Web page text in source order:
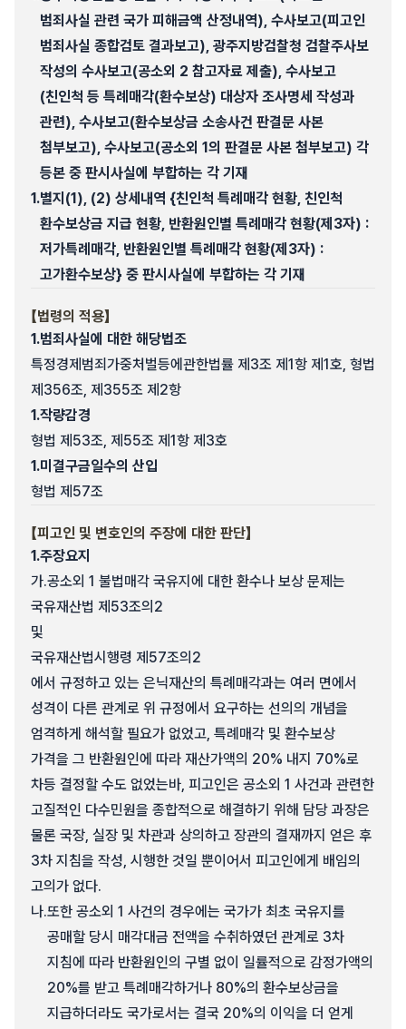
범죄사실 관련 국가 피해금액 산정내역), 수사보고(피고인
범죄사실 종합검토 결과보고), 광주지방검찰청 검찰주사보
작성의 수사보고(공소외 2 참고자료 제출), 수사보고
(친인척 등 특례매각(환수보상) 대상자 조사명세 작성과
관련), 수사보고(환수보상금 소송사건 판결문 사본
첨부보고), 수사보고(공소외 1의 판결문 사본 첨부보고) 각
등본 중 판시사실에 부합하는 각 기재
1.별지(1), (2) 상세내역 {친인척 특례매각 현황, 친인척
환수보상금 지급 현황, 반환원인별 특례매각 현황(제3자) :
저가특례매각, 반환원인별 특례매각 현황(제3자) :
고가환수보상} 중 판시사실에 부합하는 각 기재
【법령의 적용】
1.범죄사실에 대한 해당법조
특정경제범죄가중처벌등에관한법률 제3조 제1항 제1호, 형법
제356조, 제355조 제2항
1.작량감경
형법 제53조, 제55조 제1항 제3호
1.미결구금일수의 산입
형법 제57조
【피고인 및 변호인의 주장에 대한 판단】
1.주장요지
가.공소외 1 불법매각 국유지에 대한 환수나 보상 문제는
국유재산법 제53조의2
및
국유재산법시행령 제57조의2
에서 규정하고 있는 은닉재산의 특례매각과는 여러 면에서
성격이 다른 관계로 위 규정에서 요구하는 선의의 개념을
엄격하게 해석할 필요가 없었고, 특례매각 및 환수보상
가격을 그 반환원인에 따라 재산가액의 20% 내지 70%로
차등 결정할 수도 없었는바, 피고인은 공소외 1 사건과 관련한
고질적인 다수민원을 종합적으로 해결하기 위해 담당 과장은
물론 국장, 실장 및 차관과 상의하고 장관의 결재까지 얻은 후
3차 지침을 작성, 시행한 것일 뿐이어서 피고인에게 배임의
고의가 없다.
나.또한 공소외 1 사건의 경우에는 국가가 최초 국유지를
공매할 당시 매각대금 전액을 수취하였던 관계로 3차
지침에 따라 반환원인의 구별 없이 일률적으로 감정가액의
20%를 받고 특례매각하거나 80%의 환수보상금을
지급하더라도 국가로서는 결국 20%의 이익을 더 얻게